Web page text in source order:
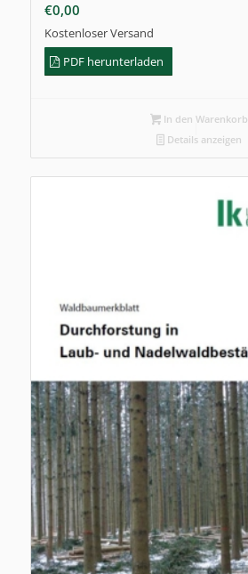
€0,00
Kostenloser Versand
PDF herunterladen
In den Warenkorb
Details anzeigen